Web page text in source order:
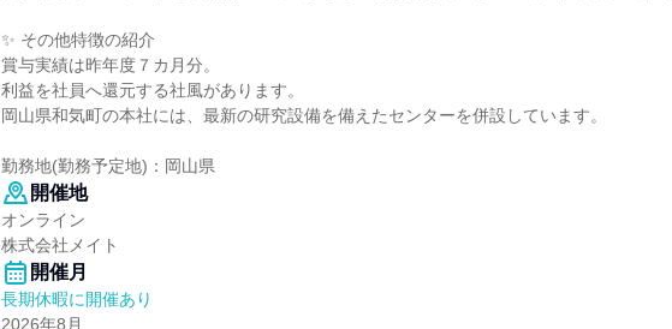
✨ その他特徴の紹介
賞与実績は昨年度７カ月分。
利益を社員へ還元する社風があります。
岡山県和気町の本社には、最新の研究設備を備えたセンターを併設しています。
勤務地(勤務予定地)：岡山県
開催地
オンライン
株式会社メイト
開催月
長期休暇に開催あり
2026年8月